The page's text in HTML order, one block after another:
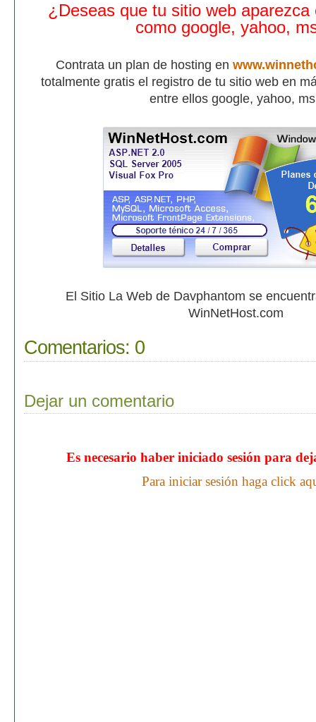
¿Deseas que tu sitio web aparezca
como google, yahoo,
Contrata un plan de hosting en
totalmente gratis el registro de tu sitio web en
entre ellos google, yahoo,
El Sitio La Web de Davphantom se
WinNetHost.com
Comentarios: 0
Dejar un comentario
Es necesario haber iniciado sesión para
Para iniciar sesión haga click